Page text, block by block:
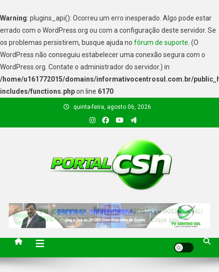
Warning: plugins_api(): Ocorreu um erro inesperado. Algo pode estar
errado com o WordPress.org ou com a configuração deste servidor. Se
os problemas persistirem, busque ajuda no fórum de suporte . (O
WordPress não conseguiu estabelecer uma conexão segura com o
WordPress.org. Contate o administrador do servidor.) in
/home/u161772015/domains/informativocentrosul.com.br/
includes/functions.phpon line 6170
quinta-feira, agosto 06, 2026
PORTAL CSN